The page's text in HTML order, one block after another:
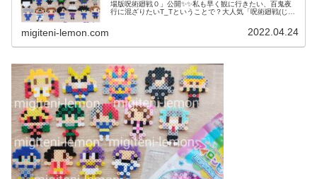
場版呪術廻戦０」公開✨✨私も早く観に行きたい、百鬼夜
行に混ざりたいT_Tということで？大人気「呪術廻戦(じゅ
migiteni-lemon.com 2022.04.24